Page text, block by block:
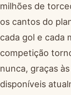
milhões de
os cantos do
cada gol e cada
competição
nunca, graças
disponíveis